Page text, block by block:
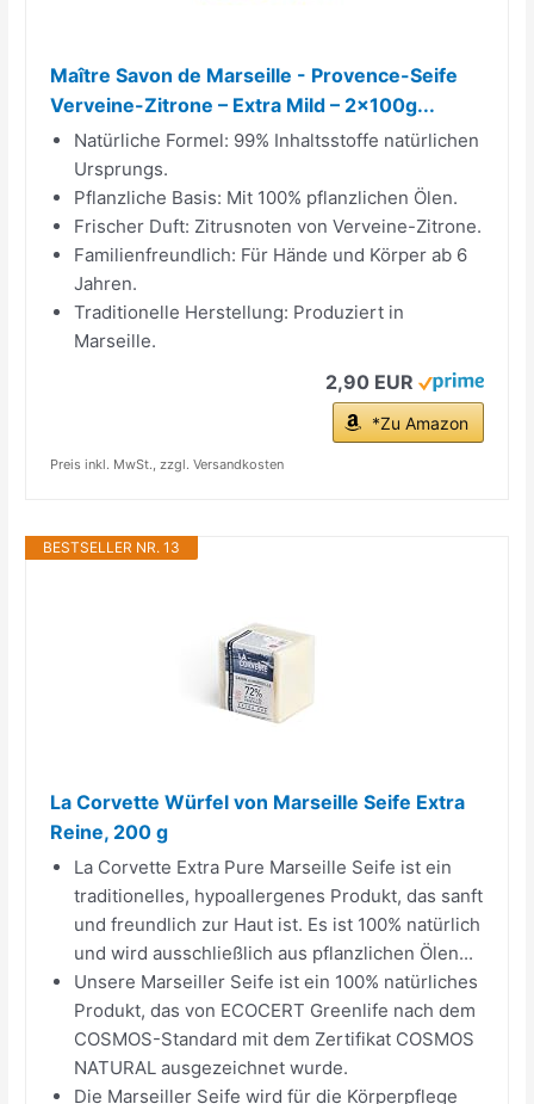
Maître Savon de Marseille - Provence-Seife
Verveine-Zitrone – Extra Mild – 2x100g...
Natürliche Formel: 99% Inhaltsstoffe natürlichen
Ursprungs.
Pflanzliche Basis: Mit 100% pflanzlichen Ölen.
Frischer Duft: Zitrusnoten von Verveine-Zitrone.
Familienfreundlich: Für Hände und Körper ab 6
Jahren.
Traditionelle Herstellung: Produziert in
Marseille.
2,90 EUR
*Zu Amazon
Preis inkl. MwSt., zzgl. Versandkosten
BESTSELLER NR. 13
La Corvette Würfel von Marseille Seife Extra
Reine, 200 g
La Corvette Extra Pure Marseille Seife ist ein
traditionelles, hypoallergenes Produkt, das sanft
und freundlich zur Haut ist. Es ist 100% natürlich
und wird ausschließlich aus pflanzlichen Ölen...
Unsere Marseiller Seife ist ein 100% natürliches
Produkt, das von ECOCERT Greenlife nach dem
COSMOS-Standard mit dem Zertifikat COSMOS
NATURAL ausgezeichnet wurde.
Die Marseiller Seife wird für die Körperpflege